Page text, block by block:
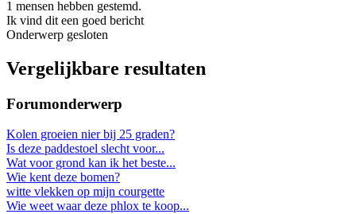
1 mensen hebben gestemd.
Ik vind dit een goed bericht
Onderwerp gesloten
Vergelijkbare resultaten
Forumonderwerp
Kolen groeien nier bij 25 graden?
Is deze paddestoel slecht voor...
Wat voor grond kan ik het beste...
Wie kent deze bomen?
witte vlekken op mijn courgette
Wie weet waar deze phlox te koop...